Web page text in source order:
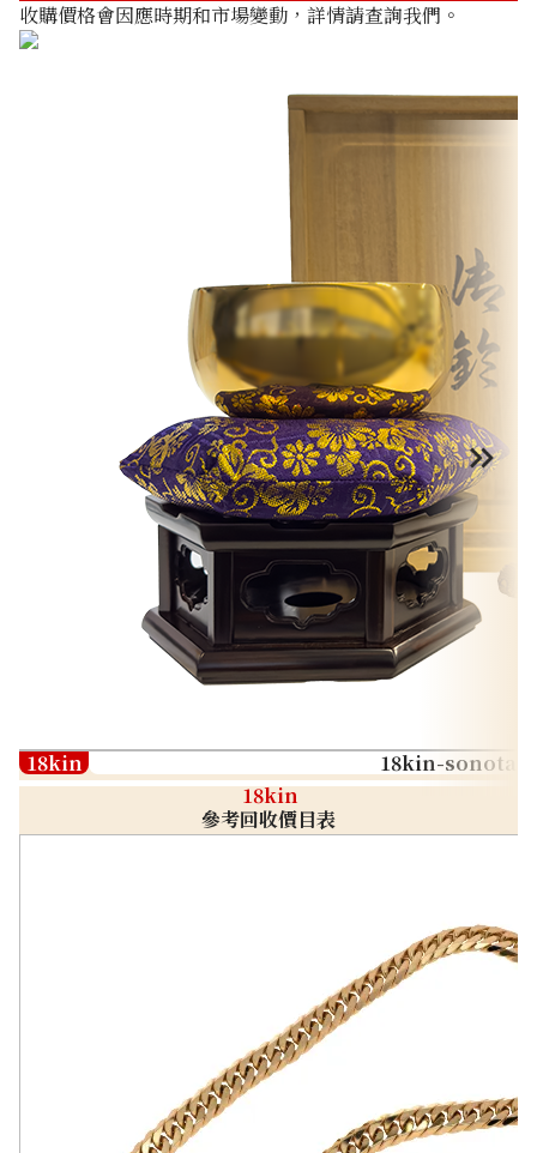
收購價格會因應時期和市場變動，詳情請查詢我們。
18kin
18kin-sonota
18kin
參考回收價目表